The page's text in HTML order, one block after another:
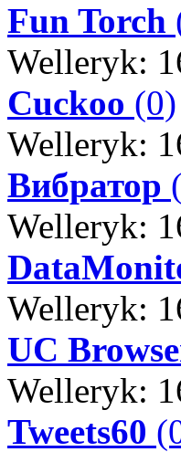
Fun Torch
Welleryk:
Cuckoo (0)
Welleryk:
Вибратор
Welleryk:
Welleryk:
UC
Welleryk:
Tweets60